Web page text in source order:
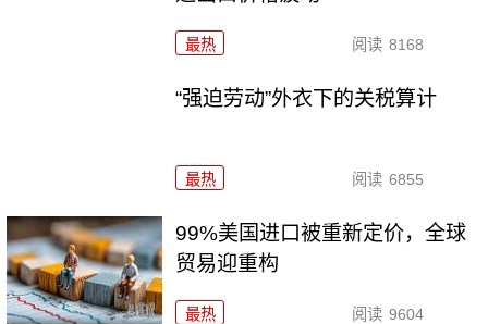
最热 阅读 8168
“强迫劳动”外衣下的关税算计
最热 阅读 6855
99%美国进口被重新定价，全球
贸易迎重构
最热 阅读 9604